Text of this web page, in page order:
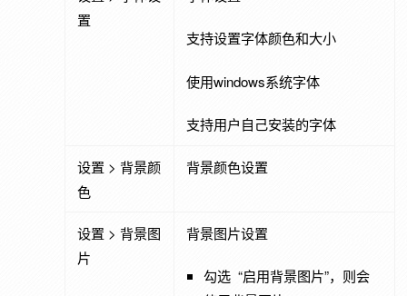
置
支持设置字体颜色和大小
使用windows系统字体
支持用户自己安装的字体
设置 > 背景颜
色
背景颜色设置
设置 > 背景图
片
背景图片设置
勾选 “启用背景图片”，则会